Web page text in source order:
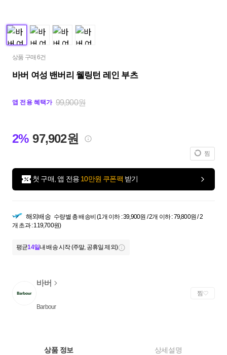
상품 구매 6건
바버 여성 밴버리 웰링턴 레인 부츠
앱 전용 혜택가 99,900원
2% 97,902원
찜
첫 구매, 앱 전용 10만원 쿠폰팩 받기
해외배송 수량별 총 배송비 (1개 이하 : 39,900원 / 2개 이하 : 79,800원 / 2
개 초과 : 119,700원)
평균14일내 배송 시작 (주말, 공휴일 제외)
바버
Barbour
찜
상품 정보 상세설명